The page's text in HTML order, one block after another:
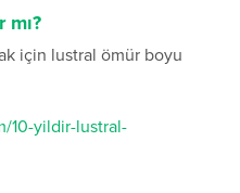
mı?
için lustral ömür boyu
10-yildir-lustral-